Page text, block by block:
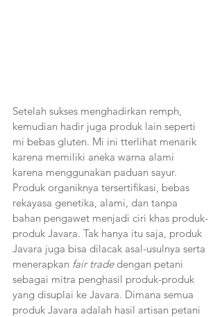
Setelah sukses menghadirkan remph,
kemudian hadir juga produk lain seperti
mi bebas gluten. Mi ini tterlihat menarik
karena memiliki aneka warna alami
karena menggunakan paduan sayur.
Produk organiknya tersertifikasi, bebas
rekayasa genetika, alami, dan tanpa
bahan pengawet menjadi ciri khas produk-
produk Javara. Tak hanya itu saja, produk
Javara juga bisa dilacak asal-usulnya serta
menerapkan fair trade dengan petani
sebagai mitra penghasil produk-produk
yang disuplai ke Javara. Dimana semua
produk Javara adalah hasil artisan petani